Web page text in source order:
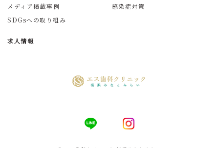
メディア掲載事例
感染症対策
SDGsへの取り組み
求人情報